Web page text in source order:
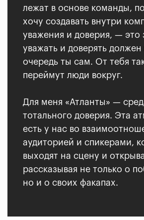
лежат в основе команды,
хочу создавать внутри
уважения и доверия, — это
уважать и доверять
очередь ты сам. От тебя
переймут люди вокруг.
Для меня «Атланты» —
тотального доверия. Эта
есть у нас во
аудиторией и спикерами,
выходят на сцену и
рассказывая не только о
но и о своих факапах.